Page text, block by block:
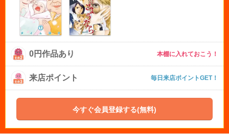
0円作品あり 本棚に入れておこう！
来店ポイント 毎日来店ポイントGET！
今すぐ会員登録する(無料)